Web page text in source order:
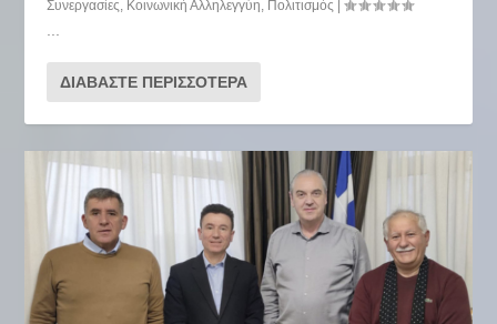
Συνεργασίες Κοινωνική Αλληλεγγύη Πολιτισμός |
ΔΙΑΒΆΣΤΕ ΠΕΡΙΣΣΌΤΕΡΑ